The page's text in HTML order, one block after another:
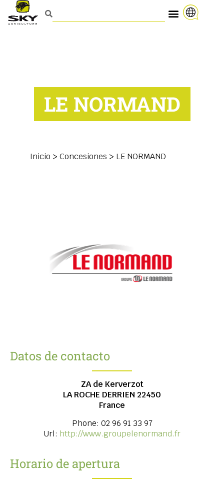
LE NORMAND
Inicio > Concesiones > LE NORMAND
Datos de contacto
ZA de Kerverzot
LA ROCHE DERRIEN 22450
France
Phone: 02 96 91 33 97
Url: http://www.groupelenormand.fr
Horario de apertura